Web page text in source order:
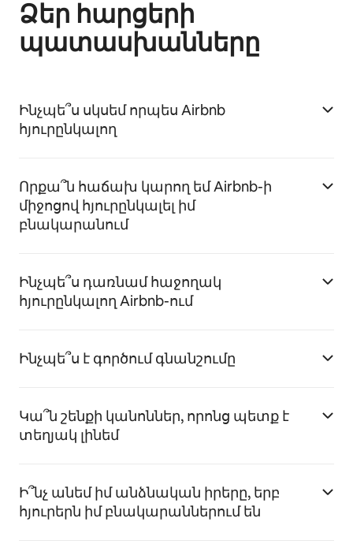
Ձեր հարցերի
պատասխանները
Ինչպե՞ս սկսեմ որպես Airbnb
հյուրընկալող
Որքա՞ն հաճախ կարող եմ Airbnb-ի
միջոցով հյուրընկալել իմ
բնակարանում
Ինչպե՞ս դառնամ հաջողակ
հյուրընկալող Airbnb-ում
Ինչպե՞ս է գործում գնանշումը
Կա՞ն շենքի կանոններ, որոնց պետք է
տեղյակ լինեմ
Ի՞նչ անեմ իմ անձնական իրերը, երբ
հյուրերն իմ բնակարաններում են